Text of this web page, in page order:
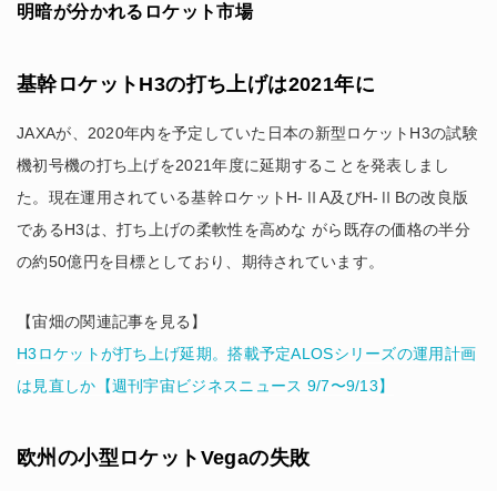
明暗が分かれるロケット市場
基幹ロケットH3の打ち上げは2021年に
JAXAが、2020年内を予定していた日本の新型ロケットH3の試験
機初号機の打ち上げを2021年度に延期することを発表しまし
た。現在運用されている基幹ロケットH-ⅡA及びH-ⅡBの改良版
であるH3は、打ち上げの柔軟性を高めな がら既存の価格の半分
の約50億円を目標としており、期待されています。
【宙畑の関連記事を見る】
H3ロケットが打ち上げ延期。搭載予定ALOSシリーズの運用計画
は見直しか【週刊宇宙ビジネスニュース 9/7〜9/13】
欧州の小型ロケットVegaの失敗